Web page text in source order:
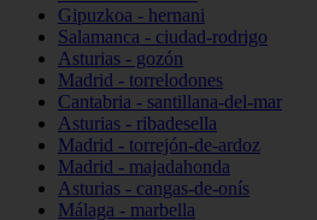
Gipuzkoa - hernani
Salamanca - ciudad-rodrigo
Asturias - gozón
Madrid - torrelodones
Cantabria - santillana-del-mar
Asturias - ribadesella
Madrid - torrejón-de-ardoz
Madrid - majadahonda
Asturias - cangas-de-onís
Málaga - marbella